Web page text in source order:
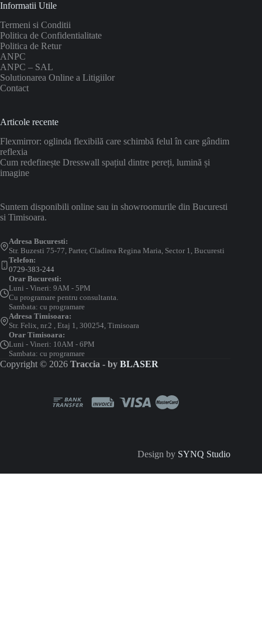
Informatii Utile
Termeni si Conditii
Politica de Confidentialitate
Politica de Retur
ANPC
ANPC – SAL
Solutionarea Online a Litigiilor
Contact
Articole recente
Flexmirror: oglinda flexibilă care schimbă felul în care gândim
reflexia
Cum redefinește Dresswall spațiul dintre pereți, lumină și
imagine
Suntem disponibili online sau in showroomurile din Bucuresti
si Timisoara.
Adresa Bucuresti:
Str. Buzesti 75-77, Parter, Cladirea Regina Maria, Sector 1, Bucuresti
Telefon:
0729-383-244
Orar Bucuresti:
Luni - Vineri: 9AM - 5PM
Cu programare pentru consultanta.
Sambata: cu programare
Adresa Timisoara:
Str. Felix, nr.2 , Etaj 1, 300254, Timisoara
Orar Timisoara:
Luni - Vineri: 10AM - 6PM
Sambata: cu programare
Copyright © 2026 Traccia - by BLASER
Design by SYNQ Studio